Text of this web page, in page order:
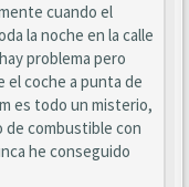
cuando el
la noche en la calle
problema pero
el coche a punta de
es todo un misterio,
de combustible con
he conseguido